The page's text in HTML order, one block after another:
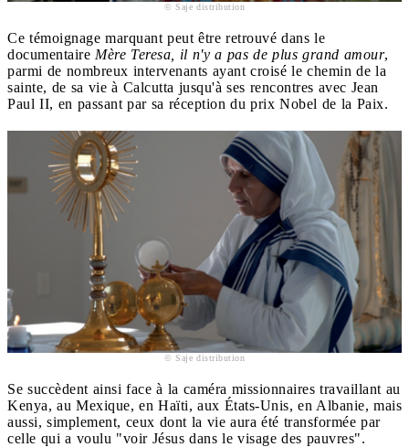
© Saje distribution
Ce témoignage marquant peut être retrouvé dans le
documentaire Mère Teresa, il n'y a pas de plus grand amour,
parmi de nombreux intervenants ayant croisé le chemin de la
sainte, de sa vie à Calcutta jusqu'à ses rencontres avec Jean
Paul II, en passant par sa réception du prix Nobel de la Paix.
© Saje distribution
Se succèdent ainsi face à la caméra missionnaires travaillant au
Kenya, au Mexique, en Haïti, aux États-Unis, en Albanie, mais
aussi, simplement, ceux dont la vie aura été transformée par
celle qui a voulu "voir Jésus dans le visage des pauvres".